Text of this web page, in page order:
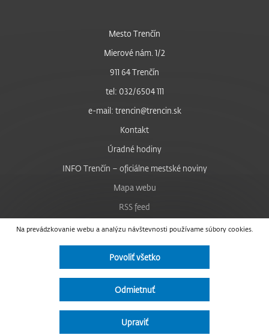
Na prevádzkovanie webu a analýzu návštevnosti používame súbory cookies.
Povoliť všetko
Odmietnuť
Upraviť
Mesto Trenčín
Mierové nám. 1/2
911 64 Trenčín
tel: 032/6504 111
e-mail: trencin@trencin.sk
Kontakt
Úradné hodiny
INFO Trenčín – oficiálne mestské noviny
Mapa webu
RSS feed
Nastavenie cookies
Facebook
Instagram
Vyhlásenie o prístupnosti